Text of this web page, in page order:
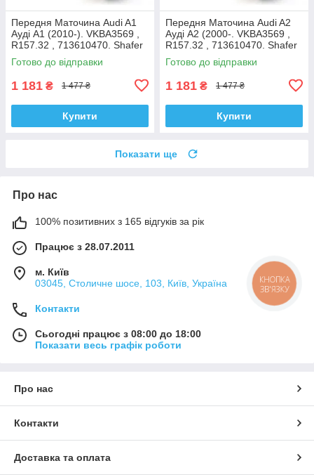
Передня Маточина Audi A1
Ауді А1 (2010-). VKBA3569 ,
R157.32 , 713610470. Shafer
Австрія
Готово до відправки
1 181 ₴ 1 477 ₴
Купити
Передня Маточина Audi A2
Ауді А2 (2000-. VKBA3569 ,
R157.32 , 713610470. Shafer
Австрія
Готово до відправки
1 181 ₴ 1 477 ₴
Купити
Показати ще
Про нас
100% позитивних з 165 відгуків за рік
Працює з 28.07.2011
м. Київ
03045, Столичне шосе, 103, Київ, Україна
Контакти
Сьогодні працює з 08:00 до 18:00
Показати весь графік роботи
Про нас
Контакти
Доставка та оплата
КНОПКА
ЗВ'ЯЗКУ